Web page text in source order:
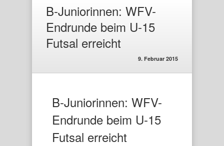
B-Juniorinnen: WFV-
Endrunde beim U-15
Futsal erreicht
9. Februar 2015
B-Juniorinnen: WFV-
Endrunde beim U-15
Futsal erreicht